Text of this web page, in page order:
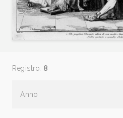
Registro: 8
Anno